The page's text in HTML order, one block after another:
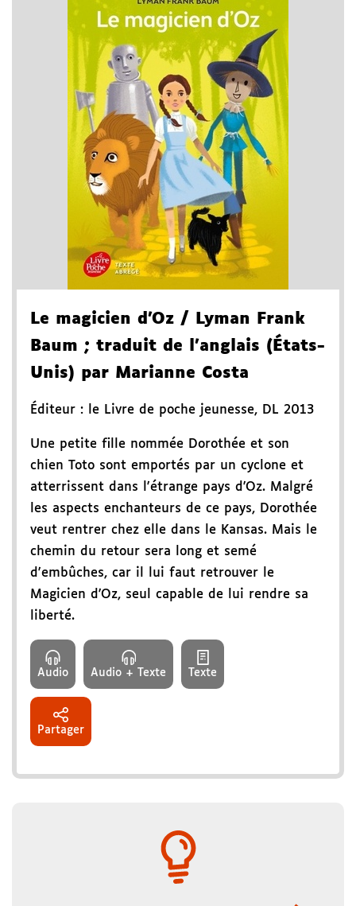
Le magicien d'Oz / Lyman Frank
Baum ; traduit de l'anglais (États-
Unis) par Marianne Costa
Éditeur : le Livre de poche jeunesse, DL 2013
Une petite fille nommée Dorothée et son
chien Toto sont emportés par un cyclone et
atterrissent dans l'étrange pays d'Oz. Malgré
les aspects enchanteurs de ce pays, Dorothée
veut rentrer chez elle dans le Kansas. Mais le
chemin du retour sera long et semé
d'embûches, car il lui faut retrouver le
Magicien d'Oz, seul capable de lui rendre sa
liberté.
Audio Audio + Texte Texte
Partager